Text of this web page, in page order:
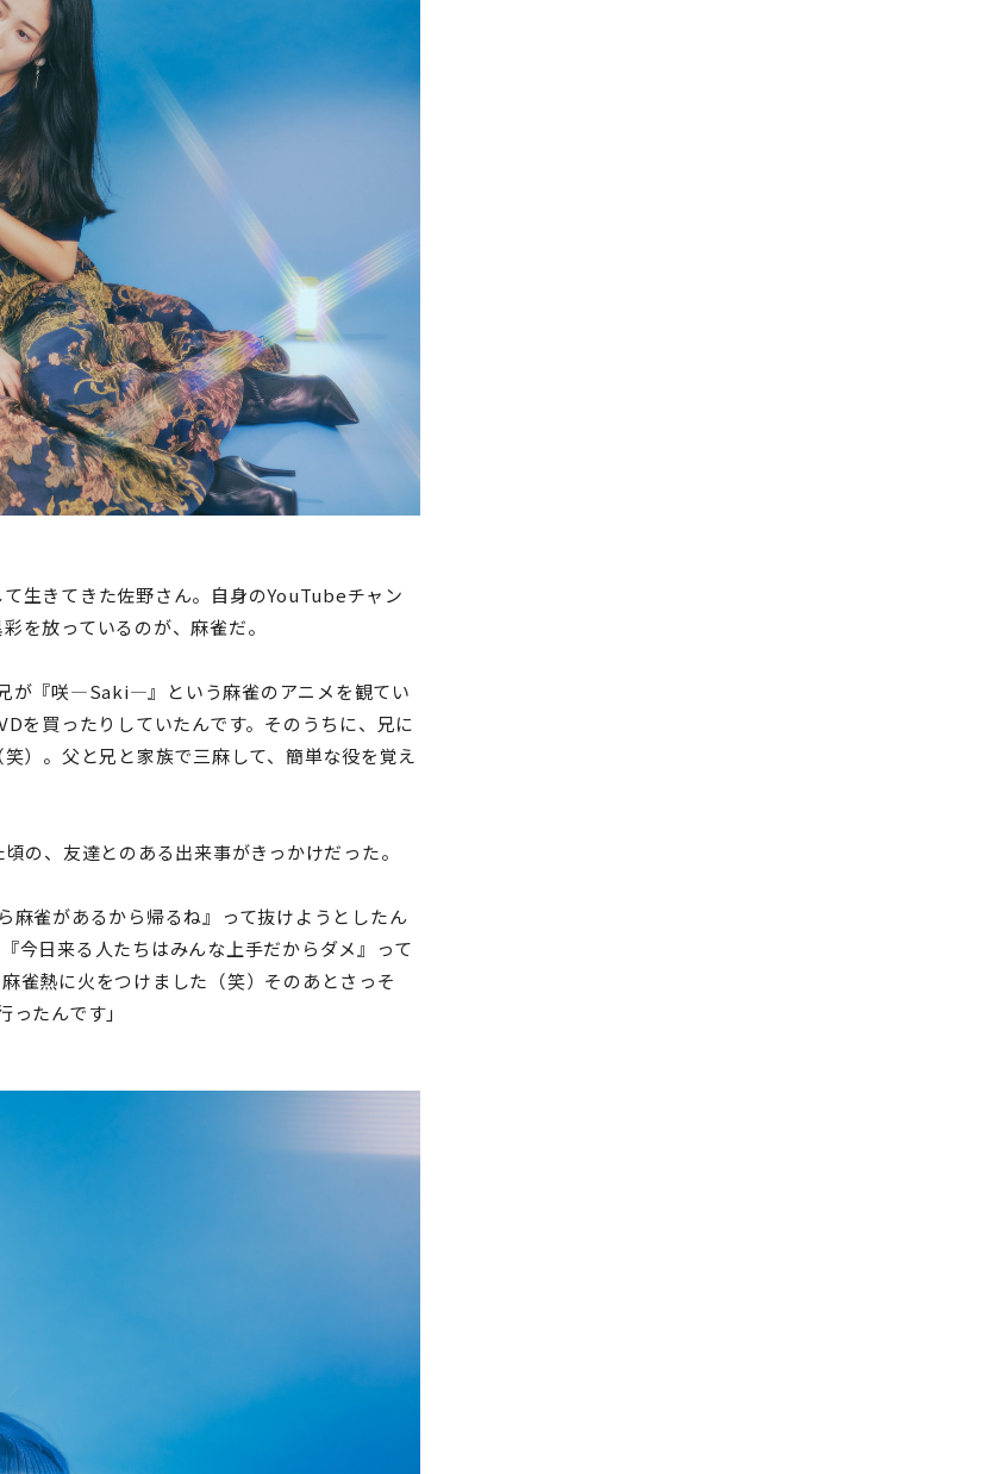
生きてきた佐野さん。自身のYouTubeチャン
を放っているのが、麻雀だ。
が『咲―Saki―』という麻雀のアニメを観てい
を買ったりしていたんです。そのうちに、兄に
）。父と兄と家族で三麻して、簡単な役を覚え
の、友達とのある出来事がきっかけだった。
麻雀があるから帰るね』って抜けようとしたん
今日来る人たちはみんな上手だからダメ』って
雀熱に火をつけました（笑）そのあとさっそ
たんです」